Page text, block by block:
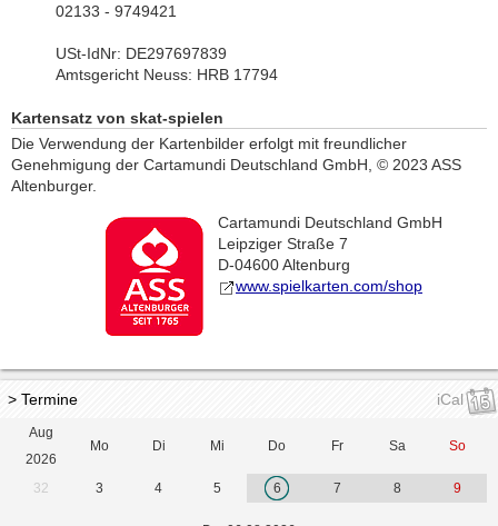
02133 - 9749421
USt-IdNr: DE297697839
Amtsgericht Neuss: HRB 17794
Kartensatz von skat-spielen
Die Verwendung der Kartenbilder erfolgt mit freundlicher
Genehmigung der Cartamundi Deutschland GmbH, © 2023 ASS
Altenburger.
Cartamundi Deutschland GmbH
Leipziger Straße 7
D-04600 Altenburg
www.spielkarten.com/shop
> Termine iCal
Aug
2026
Mo Di Mi Do Fr Sa So
32 3 4 5 6 7 8 9